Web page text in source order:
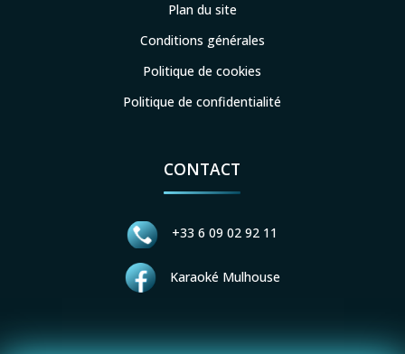
Plan du site
Conditions générales
Politique de cookies
Politique de confidentialité
CONTACT
+33 6 09 02 92 11
Karaoké Mulhouse